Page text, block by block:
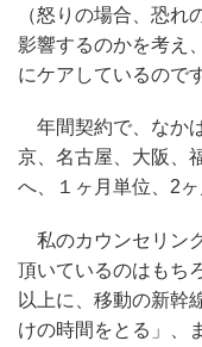
（怒りの場合、恐れ
影響するのかを考え
にケアしているので
年間契約で、なか
京、名古屋、大阪、
へ、１ヶ月単位、2
私のカウンセリン
頂いているのはもち
以上に、移動の新幹
けの時間をとる」、